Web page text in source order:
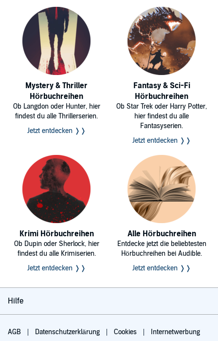
Mystery & Thriller
Hörbuchreihen
Ob Langdon oder Hunter, hier
findest du alle Thrillerserien.
Jetzt entdecken ❭❭
Fantasy & Sci-Fi
Hörbuchreihen
Ob Star Trek oder Harry Potter,
hier findest du alle
Fantasyserien.
Jetzt entdecken ❭❭
Krimi Hörbuchreihen
Ob Dupin oder Sherlock, hier
findest du alle Krimiserien.
Jetzt entdecken ❭❭
Alle Hörbuchreihen
Entdecke jetzt die beliebtesten
Hörbuchreihen bei Audible.
Jetzt entdecken ❭❭
Hilfe
AGB Datenschutzerklärung Cookies Internetwerbung